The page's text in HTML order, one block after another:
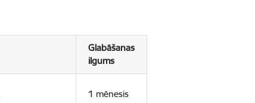
Glabāšanas
ilgums
1 mēnesis